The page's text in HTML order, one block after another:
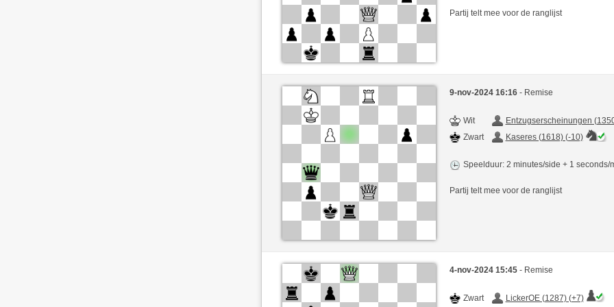
Partij telt mee voor de ranglijst
9-nov-2024 16:16 - Remise
Wit
Entzugserscheinungen
Zwart
Kaseres (1618) (-10)
Speelduur: 2 minutes/side + 1 seconds/
Partij telt mee voor de ranglijst
4-nov-2024 15:45 - Remise
Zwart LickerOE (1287) (+7)